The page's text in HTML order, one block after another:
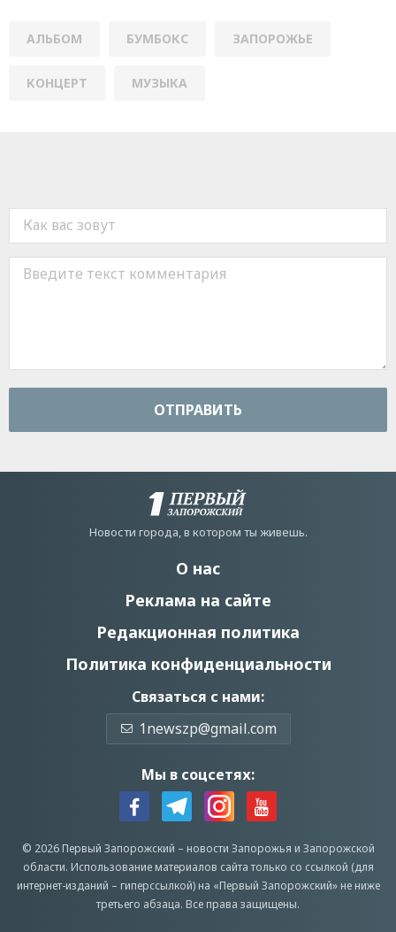
АЛЬБОМ БУМБОКС ЗАПОРОЖЬЕ
КОНЦЕРТ МУЗЫКА
ОТПРАВИТЬ
Новости города, в котором ты живешь.
О нас
Реклама на сайте
Редакционная политика
Политика конфиденциальности
Связаться с нами:
1newszp@gmail.com
Мы в соцсетях:
© 2026 Первый Запорожский – новости Запорожья и Запорожской
области. Использование материалов сайта только со ссылкой (для
интернет-изданий – гиперссылкой) на «Первый Запорожский» не ниже
третьего абзаца. Все права защищены.